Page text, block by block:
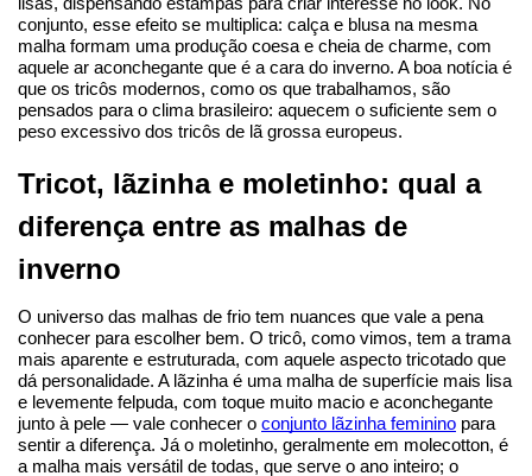
conjunto, esse efeito se multiplica: calça e blusa na mesma
malha formam uma produção coesa e cheia de charme, com
aquele ar aconchegante que é a cara do inverno. A boa notícia é
que os tricôs modernos, como os que trabalhamos, são
pensados para o clima brasileiro: aquecem o suficiente sem o
peso excessivo dos tricôs de lã grossa europeus.
Tricot, lãzinha e moletinho: qual a
diferença entre as malhas de
inverno
O universo das malhas de frio tem nuances que vale a pena
conhecer para escolher bem. O tricô, como vimos, tem a trama
mais aparente e estruturada, com aquele aspecto tricotado que
dá personalidade. A lãzinha é uma malha de superfície mais lisa
e levemente felpuda, com toque muito macio e aconchegante
junto à pele — vale conhecer o conjunto lãzinha feminino para
sentir a diferença. Já o moletinho, geralmente em molecotton, é